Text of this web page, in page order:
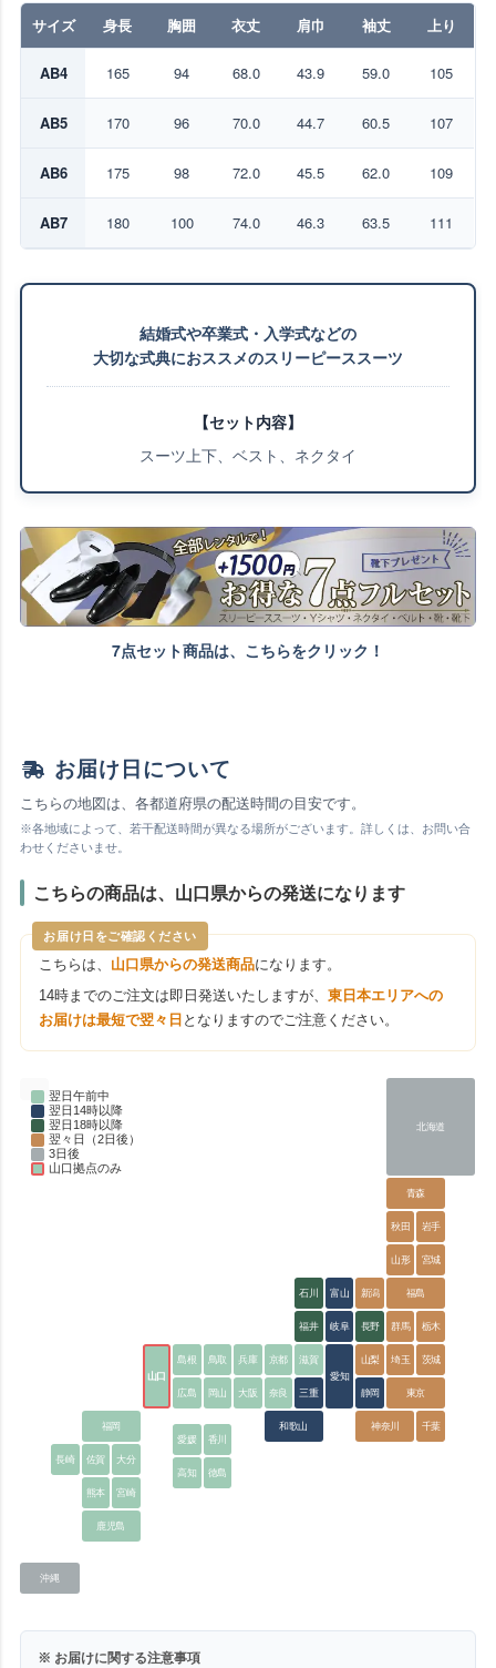
サイズ 身長 胸囲 衣丈 肩巾 袖丈 上り
AB4 165 94 68.0 43.9 59.0 105
AB5 170 96 70.0 44.7 60.5 107
AB6 175 98 72.0 45.5 62.0 109
AB7 180 100 74.0 46.3 63.5 111
結婚式や卒業式・入学式などの
大切な式典におススメのスリーピーススーツ
【セット内容】
スーツ上下、ベスト、ネクタイ
7点セット商品は、こちらをクリック！
お届け日について
こちらの地図は、各都道府県の配送時間の目安です。
※各地域によって、若干配送時間が異なる場所がございます。詳しくは、お問い合
わせくださいませ。
こちらの商品は、山口県からの発送になります
お届け日をご確認ください
こちらは、 山口県からの発送商品になります。
14時までのご注文は即日発送いたしますが、東日本エリアへの
お届けは最短で翌々日 となりますのでご注意ください。
翌日午前中
翌日14時以降
翌日18時以降
翌々日（2日後）
3日後
山口拠点のみ
北海道
青森
秋田 岩手
山形 宮城
福島
新潟
群馬 栃木
埼玉 茨城
東京
神奈川 千葉
山梨
石川
福井 長野
富山
岐阜
愛知
静岡
三重
和歌山
山口
島根 鳥取
広島 岡山
兵庫 京都 滋賀
大阪 奈良
香川
愛媛
徳島
高知
福岡
佐賀 大分
熊本
長崎
宮崎
鹿児島
沖縄
※ お届けに関する注意事項